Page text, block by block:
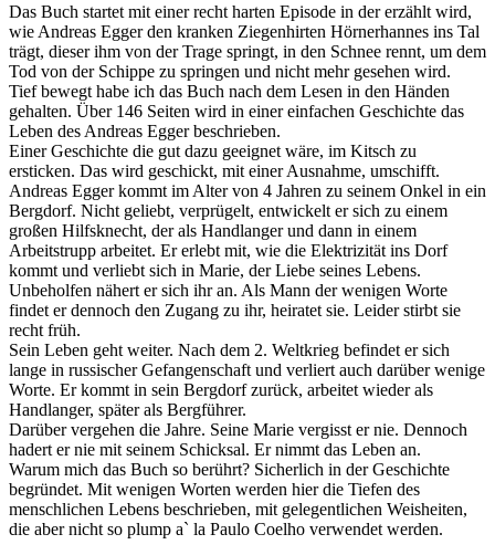
Das Buch startet mit einer recht harten Episode in der erzählt wird,
wie Andreas Egger den kranken Ziegenhirten Hörnerhannes ins Tal
trägt, dieser ihm von der Trage springt, in den Schnee rennt, um dem
Tod von der Schippe zu springen und nicht mehr gesehen wird.
Tief bewegt habe ich das Buch nach dem Lesen in den Händen
gehalten. Über 146 Seiten wird in einer einfachen Geschichte das
Leben des Andreas Egger beschrieben.
Einer Geschichte die gut dazu geeignet wäre, im Kitsch zu
ersticken. Das wird geschickt, mit einer Ausnahme, umschifft.
Andreas Egger kommt im Alter von 4 Jahren zu seinem Onkel in ein
Bergdorf. Nicht geliebt, verprügelt, entwickelt er sich zu einem
großen Hilfsknecht, der als Handlanger und dann in einem
Arbeitstrupp arbeitet. Er erlebt mit, wie die Elektrizität ins Dorf
kommt und verliebt sich in Marie, der Liebe seines Lebens.
Unbeholfen nähert er sich ihr an. Als Mann der wenigen Worte
findet er dennoch den Zugang zu ihr, heiratet sie. Leider stirbt sie
recht früh.
Sein Leben geht weiter. Nach dem 2. Weltkrieg befindet er sich
lange in russischer Gefangenschaft und verliert auch darüber wenige
Worte. Er kommt in sein Bergdorf zurück, arbeitet wieder als
Handlanger, später als Bergführer.
Darüber vergehen die Jahre. Seine Marie vergisst er nie. Dennoch
hadert er nie mit seinem Schicksal. Er nimmt das Leben an.
Warum mich das Buch so berührt? Sicherlich in der Geschichte
begründet. Mit wenigen Worten werden hier die Tiefen des
menschlichen Lebens beschrieben, mit gelegentlichen Weisheiten,
die aber nicht so plump a` la Paulo Coelho verwendet werden.